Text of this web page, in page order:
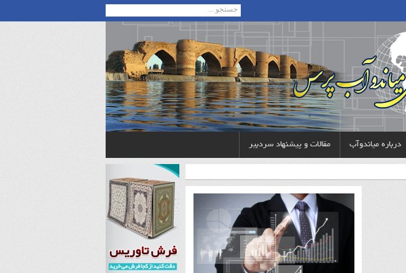
درباره میاندوآب مقالات و پیشنهاد سردبیر